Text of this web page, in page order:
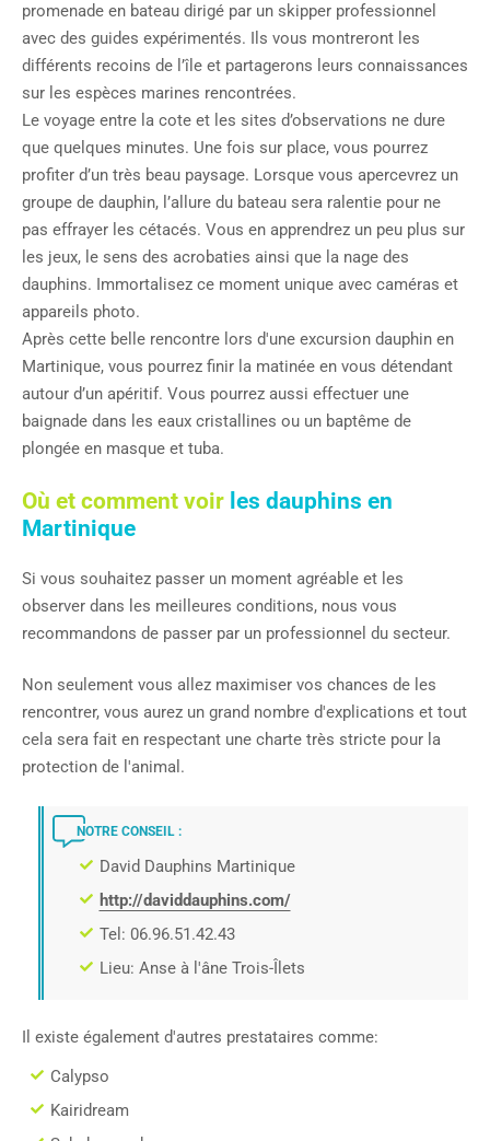
promenade en bateau dirigé par un skipper professionnel
avec des guides expérimentés. Ils vous montreront les
différents recoins de l’île et partagerons leurs connaissances
sur les espèces marines rencontrées.
Le voyage entre la cote et les sites d’observations ne dure
que quelques minutes. Une fois sur place, vous pourrez
profiter d’un très beau paysage. Lorsque vous apercevrez un
groupe de dauphin, l’allure du bateau sera ralentie pour ne
pas effrayer les cétacés. Vous en apprendrez un peu plus sur
les jeux, le sens des acrobaties ainsi que la nage des
dauphins. Immortalisez ce moment unique avec caméras et
appareils photo.
Après cette belle rencontre lors d'une excursion dauphin en
Martinique, vous pourrez finir la matinée en vous détendant
autour d’un apéritif. Vous pourrez aussi effectuer une
baignade dans les eaux cristallines ou un baptême de
plongée en masque et tuba.
Où et comment voir les dauphins en
Martinique
Si vous souhaitez passer un moment agréable et les
observer dans les meilleures conditions, nous vous
recommandons de passer par un professionnel du secteur.
Non seulement vous allez maximiser vos chances de les
rencontrer, vous aurez un grand nombre d'explications et tout
cela sera fait en respectant une charte très stricte pour la
protection de l'animal.
NOTRE CONSEIL :
David Dauphins Martinique
http://daviddauphins.com/
Tel: 06.96.51.42.43
Lieu: Anse à l'âne Trois-Îlets
Il existe également d'autres prestataires comme:
Calypso
Kairidream